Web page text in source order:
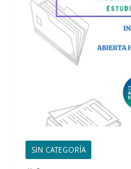
SIN CATEGORÍA